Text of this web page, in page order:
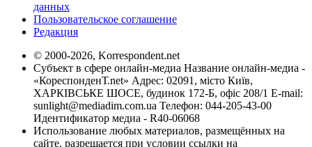
данных
Пользовательское соглашение
Редакция
© 2000-2026, Korrespondent.net
Субъект в сфере онлайн-медиа Название онлайн-медиа -
«КореспонденТ.net» Адрес: 02091, місто Київ,
ХАРКІВСЬКЕ ШОСЕ, будинок 172-Б, офіс 208/1 E-mail:
sunlight@mediadim.com.ua Телефон: 044-205-43-00
Идентификатор медиа - R40-06068
Использование любых материалов, размещённых на
сайте, разрешается при условии ссылки на